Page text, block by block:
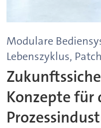
Modulare
Lebenszyklus,
Konzepte für